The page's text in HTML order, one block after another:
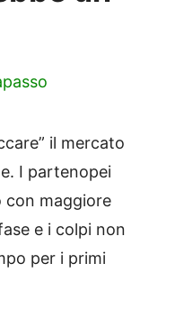
il mercato
I partenopei
con maggiore
e i colpi non
per i primi